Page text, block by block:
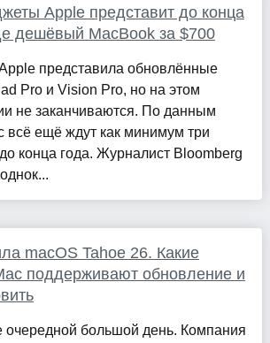
Apple представит до конца
дешёвый MacBook за $700
представила обновлённые
Pro и Vision Pro, но на этом
не заканчиваются. По данным
всё ещё ждут как минимум три
конца года. Журналист Bloomberg
macOS Tahoe 26. Какие
поддерживают обновление и
очередной большой день. Компания